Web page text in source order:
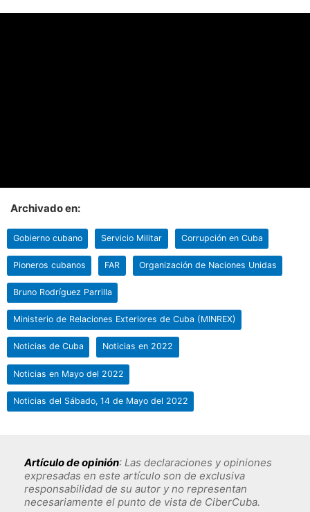
Archivado en:
Gobierno cubano Servicio Militar Corrupción en Cuba
Pioneros cubanos FAR Organización de Naciones Unidas
Bruno Rodríguez Parrilla
Ministerio de Relaciones Exteriores de Cuba (MINREX)
Noticias de Cuba Noticias en 2022
Noticias en Mayo del 2022
Noticias del Sábado, 14 de Mayo del 2022
Artículo de opinión: Las declaraciones y opiniones
expresadas en este artículo son de exclusiva
responsabilidad de su autor y no representan
necesariamente el punto de vista de CiberCuba.